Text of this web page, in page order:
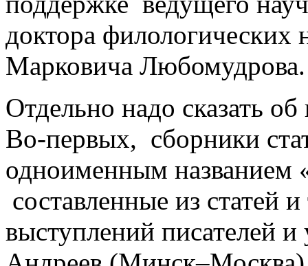
доктора филологических
Марковича Любомудрова.
Отдельно надо сказать
Во-первых, сборники
одноименным названием
составленные из статей
выступлений писателей